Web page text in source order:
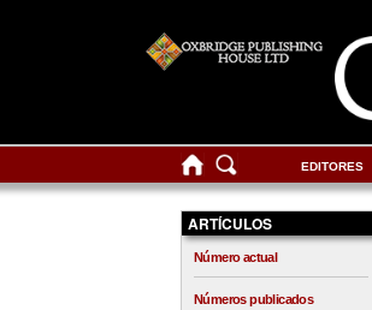
EDITORES
ARTÍCULOS
Número actual
Números publicados